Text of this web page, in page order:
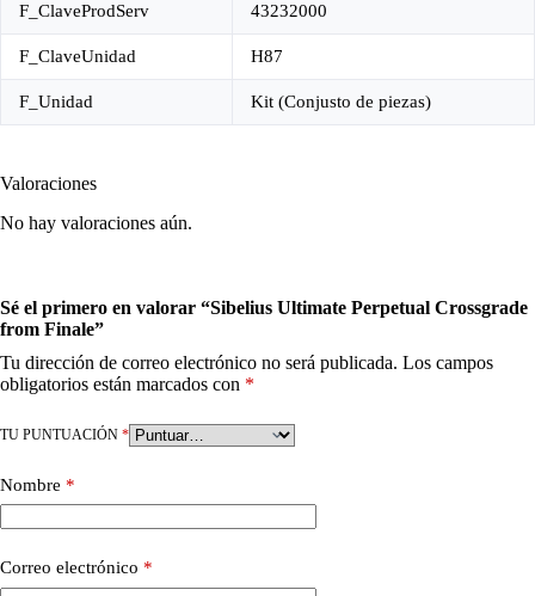
F_ClaveProdServ 43232000
F_ClaveUnidad H87
F_Unidad Kit (Conjusto de piezas)
Valoraciones
No hay valoraciones aún.
Sé el primero en valorar “Sibelius Ultimate Perpetual Crossgrade
from Finale”
Tu dirección de correo electrónico no será publicada. Los campos
obligatorios están marcados con *
TU PUNTUACIÓN *
Nombre *
Correo electrónico *